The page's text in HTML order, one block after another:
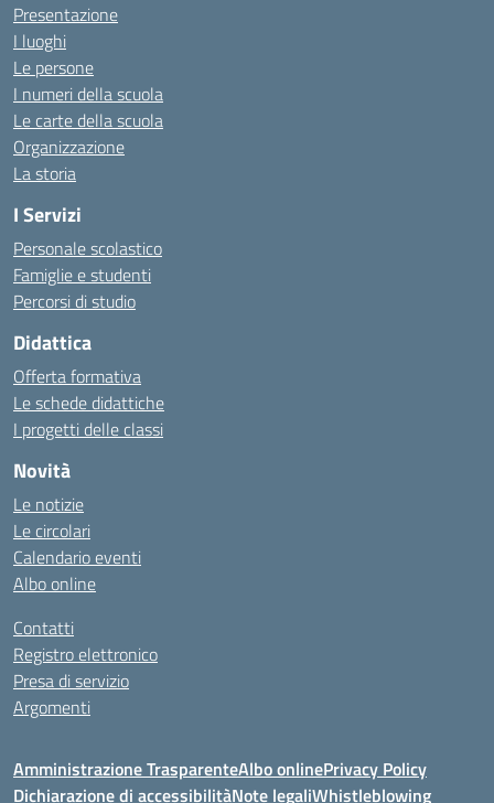
Presentazione
I luoghi
Le persone
I numeri della scuola
Le carte della scuola
Organizzazione
La storia
I Servizi
Personale scolastico
Famiglie e studenti
Percorsi di studio
Didattica
Offerta formativa
Le schede didattiche
I progetti delle classi
Novità
Le notizie
Le circolari
Calendario eventi
Albo online
Contatti
Registro elettronico
Presa di servizio
Argomenti
Amministrazione TrasparenteAlbo onlinePrivacy Policy
Dichiarazione di accessibilitàNote legaliWhistleblowing